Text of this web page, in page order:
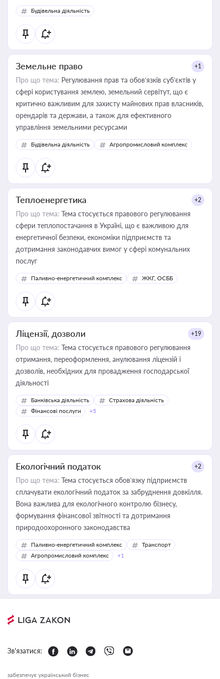
Будівельна діяльність
Земельне право +1
Про що тема: Регулювання прав та обов’язків суб’єктів у
сфері користування землею, земельний сервітут, що є
критично важливим для захисту майнових прав власників,
орендарів та держави, а також для ефективного
управління земельними ресурсами
Будівельна діяльність Агропромисловий комплекс
Теплоенергетика +2
Про що тема: Тема стосується правового регулювання
сфери теплопостачання в Україні, що є важливою для
енергетичної безпеки, економіки підприємств та
дотримання законодавчих вимог у сфері комунальних
послуг
Паливно-енергетичний комплекс ЖКГ, ОСББ
Ліцензії, дозволи +19
Про що тема: Тема стосується правового регулювання
отримання, переоформлення, анулювання ліцензій і
дозволів, необхідних для провадження господарської
діяльності
Банківська діяльність
Страхова діяльність
Фінансові послуги
+5
Екологічний податок +2
Про що тема: Тема стосується обов’язку підприємств
сплачувати екологічний податок за забруднення довкілля.
Вона важлива для екологічного контролю бізнесу,
формування фінансової звітності та дотримання
природоохоронного законодавства
Паливно-енергетичний комплекс
Транспорт
Агропромисловий комплекс
+1
Зв'язатися:
забезпечує український бізнес